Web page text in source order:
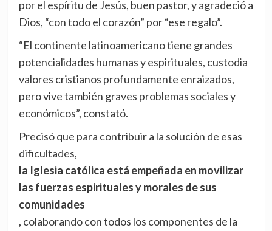
por el espíritu de Jesús, buen pastor, y agradeció a
Dios, “con todo el corazón” por “ese regalo”.
“El continente latinoamericano tiene grandes
potencialidades humanas y espirituales, custodia
valores cristianos profundamente enraizados,
pero vive también graves problemas sociales y
económicos”, constató.
Precisó que para contribuir a la solución de esas
dificultades,
la Iglesia católica está empeñada en movilizar
las fuerzas espirituales y morales de sus
comunidades
, colaborando con todos los componentes de la